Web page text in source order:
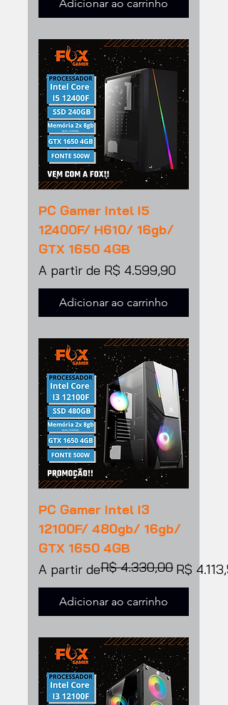
Adicionar ao carrinho
PC Gamer Intel I5
12400F/ H610/ 16gb/
GTX 1650 4GB
A partir de R$ 4.599,90
Preço promocional
Adicionar ao carrinho
PC Gamer Intel I3
12100F/ 480gb/ 16gb/
GTX 1650 4GB
A partir de
Preço normalR$ 4.330,00 R$
Preço promocional
Adicionar ao carrinho